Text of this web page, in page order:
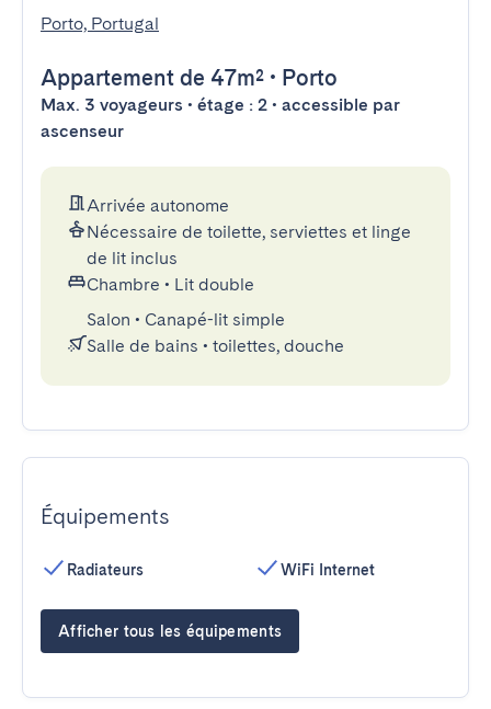
Porto, Portugal
Appartement de 47m² • Porto
Max. 3 voyageurs • étage : 2 • accessible par
ascenseur
Arrivée autonome
Nécessaire de toilette, serviettes et linge
de lit inclus
Chambre • Lit double
Salon • Canapé-lit simple
Salle de bains • toilettes, douche
Équipements
Radiateurs WiFi Internet
Afficher tous les équipements